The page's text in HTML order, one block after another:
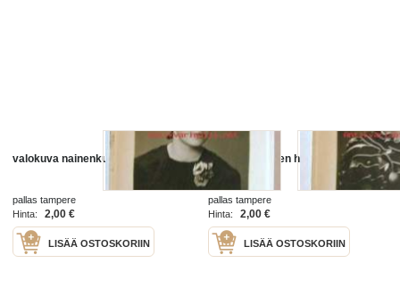
valokuva nainenkukka rinnassa
pallas tampere
Hinta:
2,00 €
LISÄÄ OSTOSKORIIN
valokuva nainen hiuksissa laineet
pallas tampere
Hinta:
2,00 €
LISÄÄ OSTOSKORIIN